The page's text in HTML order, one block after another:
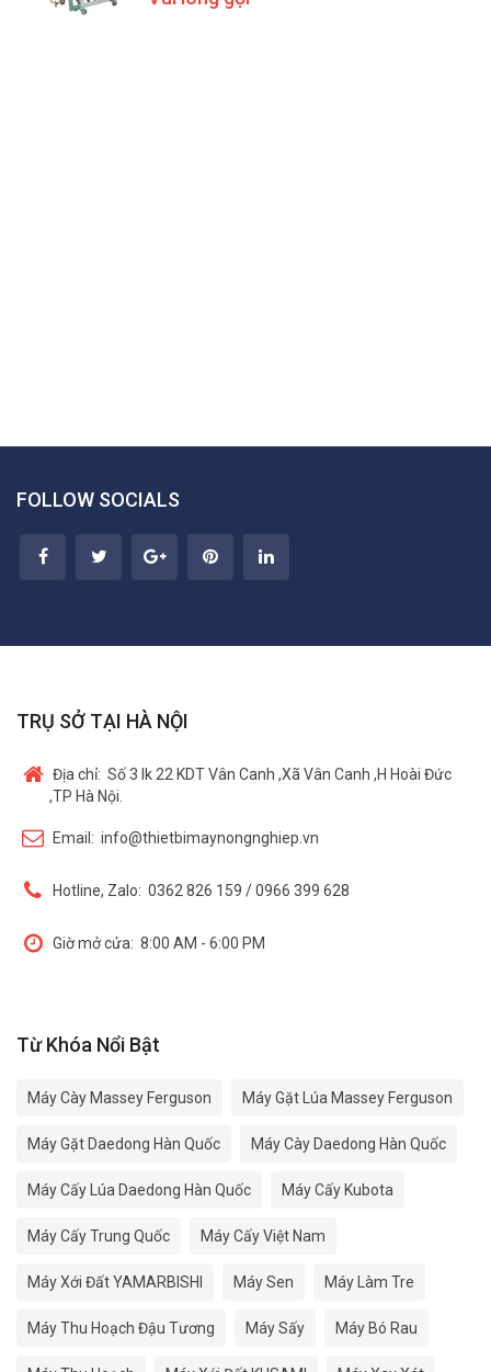
FOLLOW SOCIALS
TRỤ SỞ TẠI HÀ NỘI
Địa chỉ: Số 3 lk 22 KDT Vân Canh ,Xã Vân Canh ,H Hoài Đức
,TP Hà Nội.
Email: info@thietbimaynongnghiep.vn
Hotline, Zalo: 0362 826 159 / 0966 399 628
Giờ mở cửa: 8:00 AM - 6:00 PM
Từ Khóa Nổi Bật
Máy Cày Massey Ferguson Máy Gặt Lúa Massey Ferguson
Máy Gặt Daedong Hàn Quốc Máy Cày Daedong Hàn Quốc
Máy Cấy Lúa Daedong Hàn Quốc Máy Cấy Kubota
Máy Cấy Trung Quốc Máy Cấy Việt Nam
Máy Xới Đất YAMARBISHI Máy Sen Máy Làm Tre
Máy Thu Hoạch Đậu Tương Máy Sấy Máy Bó Rau